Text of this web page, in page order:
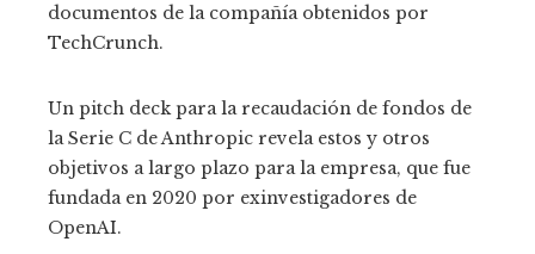
documentos de la compañía obtenidos por
TechCrunch.
Un pitch deck para la recaudación de fondos de
la Serie C de Anthropic revela estos y otros
objetivos a largo plazo para la empresa, que fue
fundada en 2020 por exinvestigadores de
OpenAI.